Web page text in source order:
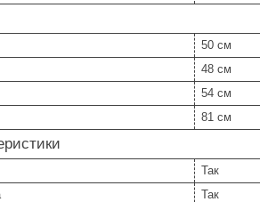
50 см
48 см
54 см
81 см
Так
Так